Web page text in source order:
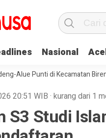
Nasional
Punti di Kecamatan Birem
20:51 WIB · kurang dari 1
S3 Studi